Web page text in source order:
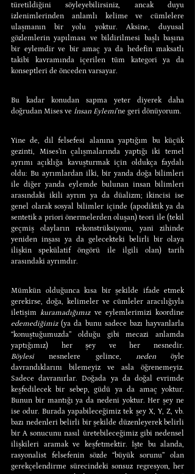
türetildiğini söyleyebilirsiniz, ancak duyu
izlenimlerinden anlamlı kelime ve cümlelere
ulaşmanın bir yolu yoktur. Aksine, duyusal
gözlemlerin yapılması ve bildirilmesi başlı başına
bir eylemdir ve bir amaç ya da hedefin maksatlı
takibi kavramında içerilen tüm kategori ya da
konseptleri de önceden varsayar.
Bu kadar konudan sapma yeter diyerek daha
doğrudan Mises ve İnsan Eylemi’ne geri dönüyorum.
Yine de, dil felsefesi alanına yaptığım bu küçük
gezinti, Mises’in çalışmalarında yaptığı iki temel
ayrımı açıklığa kavuşturmak için oldukça faydalı
oldu: Bu ayrımlardan ilki, bir yanda doğa bilimleri
ile diğer yanda eylemde bulunan insan bilimleri
arasındaki ikili ayrım ya da düalizm; ikincisi ise
genel olarak sosyal bilimler içinde (apodiktik ya da
sentetik a priori önermelerden oluşan) teori ile (tekil
geçmiş olayların rekonstrüksiyonu, yani zihinde
yeniden inşası ya da gelecekteki belirli bir olaya
ilişkin spekülatif öngörü ile ilgili olan) tarih
arasındaki ayrımdır.
Mümkün olduğunca kısa bir şekilde ifade etmek
gerekirse, doğa, kelimeler ve cümleler aracılığıyla
iletişim kuramadığımız
edemediğimiz (ya da bunu sadece bazı hayvanlarla
“konuştuğumuzda” olduğu gibi mecazi anlamda
Böylesi nesnelere gelince, neden öyle
davrandıklarını bilemeyiz ve asla öğrenemeyiz.
Sadece davranırlar. Doğada ya da doğal evrimde
keşfedilecek bir sebep, güdü ya da amaç yoktur.
Bunun bir mantığı ya da nedeni yoktur. Her şey ne
ise odur. Burada yapabileceğimiz tek şey X, Y, Z, vb.
bazı nedenleri belirli bir şekilde düzenleyerek belirli
bir A sonucunu nasıl üretebileceğimiz gibi nedensel
ilişkileri aramak ve keşfetmektir. İşte bu alanda,
rasyonalist felsefenin sözde “büyük sorunu” olan
gerekçelendirme sürecindeki sonsuz regresyon, her